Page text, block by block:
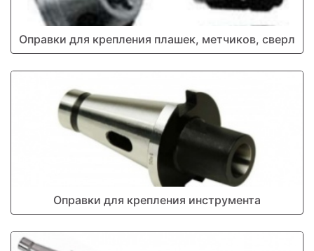
Оправки для крепления плашек, метчиков, сверл
Оправки для крепления инструмента